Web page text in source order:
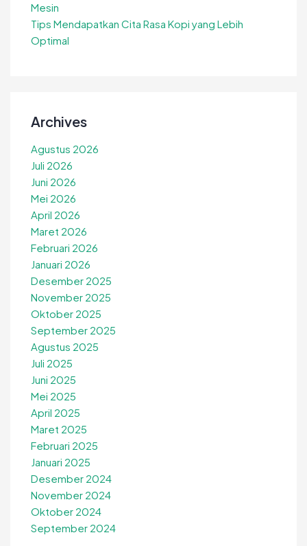
Mesin
Tips Mendapatkan Cita Rasa Kopi yang Lebih
Optimal
Archives
Agustus 2026
Juli 2026
Juni 2026
Mei 2026
April 2026
Maret 2026
Februari 2026
Januari 2026
Desember 2025
November 2025
Oktober 2025
September 2025
Agustus 2025
Juli 2025
Juni 2025
Mei 2025
April 2025
Maret 2025
Februari 2025
Januari 2025
Desember 2024
November 2024
Oktober 2024
September 2024